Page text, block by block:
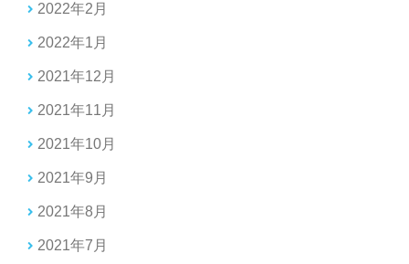
2022年2月
2022年1月
2021年12月
2021年11月
2021年10月
2021年9月
2021年8月
2021年7月